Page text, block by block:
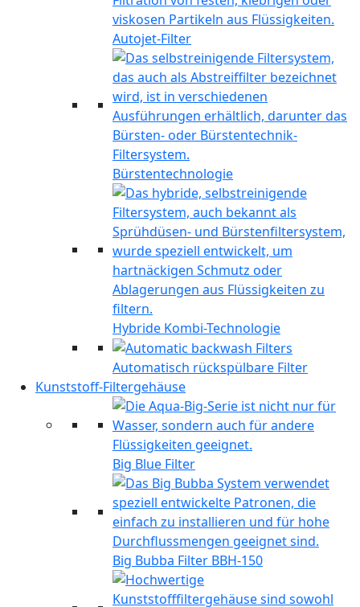
Autojet-Filter
Bürstentechnologie
Hybride Kombi-Technologie
Automatisch rückspülbare Filter
Kunststoff-Filtergehäuse
Big Blue Filter
Big Bubba Filter BBH-150